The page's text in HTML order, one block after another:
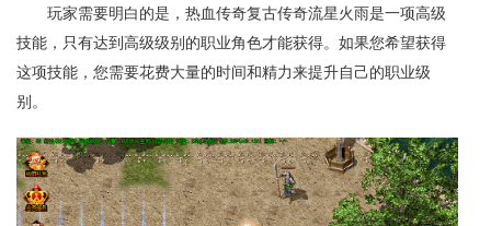
玩家需要明白的是，热血传奇复古传奇流星火雨是一项高级
技能，只有达到高级级别的职业角色才能获得。如果您希望获得
这项技能，您需要花费大量的时间和精力来提升自己的职业级
别。